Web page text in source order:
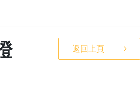
返回上頁